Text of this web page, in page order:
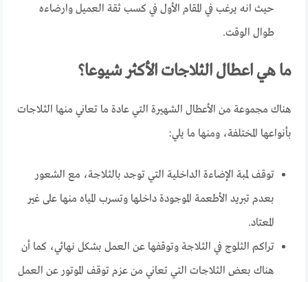
حيث انه يرغب في المقام الأول في كسب ثقة العميل وارضاءه
طوال الوقت.
ما هي اعطال الثلاجات الأكثر شيوعا؟
هناك مجموعة من الأعطال الشهيرة التي عادة ما تعاني منها الثلاجات
بأنواعها المختلفة، ومنها ما يلي:
توقف لمبة الإضاءة الداخلية التي توجد بالثلاجة، مع الشعور
بعدم تبريد الأطعمة الموجودة داخلها وتسرب المياه منها على غير
المعتاد.
تراكم الثلوج في الثلاجة وتوقفها عن العمل بشكل نهائي، كما أن
هناك بعض الثلاجات التي تعاني من عزم توقف الموتور عن العمل